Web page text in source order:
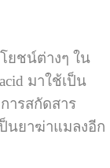
ยชน์ต่างๆ ใน
มาใช้เป็น
ารสกัดสาร
นยาฆ่าแมลงอีก